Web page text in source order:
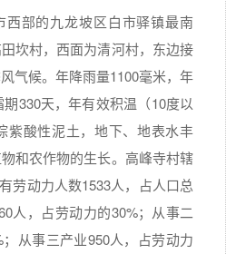
部的九龙坡区白市驿镇最南
坎村，西面为清河村，东边接
气候。年降雨量1100毫米，年
330天，年有效积温（10度以
紫酸性泥土，地下、地表水丰
和农作物的生长。高峰寺村辖
劳动力人数1533人，占人口总
人，占劳动力的30%；从事二
从事三产业950人，占劳动力